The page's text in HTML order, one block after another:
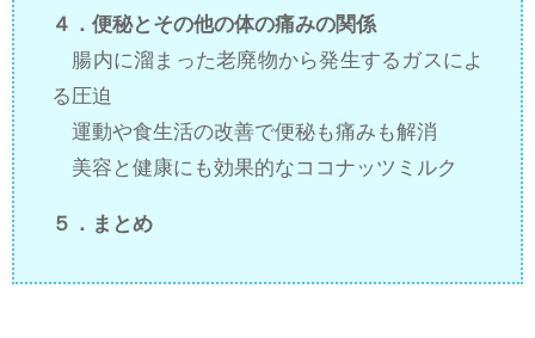
４．便秘とその他の体の痛みの関係
腸内に溜まった老廃物から発生するガスによ
る圧迫
運動や食生活の改善で便秘も痛みも解消
美容と健康にも効果的なココナッツミルク
５．まとめ